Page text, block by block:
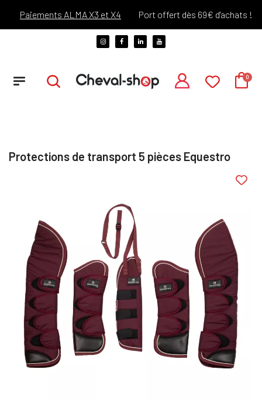
Paiements ALMA X3 et X4 Port offert dès 69€ d'achats !*
Protections de transport 5 pièces Equestro